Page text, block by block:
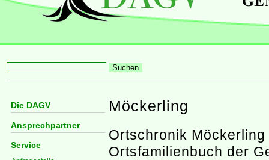
Die DAGV
Ansprechpartner
Service
Möckerling
Ortschronik
Ortsfamilienbuch der